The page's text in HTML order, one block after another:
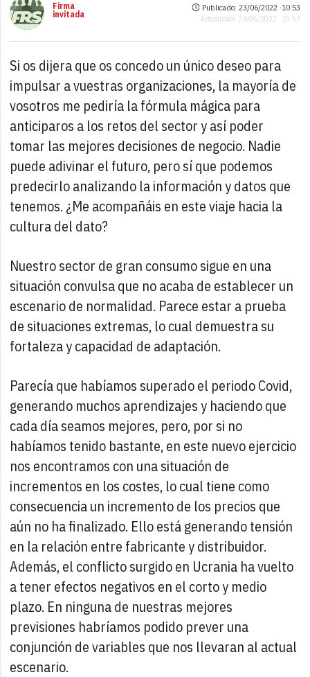
Firma
invitada
Publicado: 23/06/2022 ·10:53
Actualizado: 23/06/2022 · 10:53
Si os dijera que os concedo un único deseo para
impulsar a vuestras organizaciones, la mayoría de
vosotros me pediría la fórmula mágica para
anticiparos a los retos del sector y así poder
tomar las mejores decisiones de negocio. Nadie
puede adivinar el futuro, pero sí que podemos
predecirlo analizando la información y datos que
tenemos. ¿Me acompañáis en este viaje hacia la
cultura del dato?
Nuestro sector de gran consumo sigue en una
situación convulsa que no acaba de establecer un
escenario de normalidad. Parece estar a prueba
de situaciones extremas, lo cual demuestra su
fortaleza y capacidad de adaptación.
Parecía que habíamos superado el periodo Covid,
generando muchos aprendizajes y haciendo que
cada día seamos mejores, pero, por si no
habíamos tenido bastante, en este nuevo ejercicio
nos encontramos con una situación de
incrementos en los costes, lo cual tiene como
consecuencia un incremento de los precios que
aún no ha finalizado. Ello está generando tensión
en la relación entre fabricante y distribuidor.
Además, el conflicto surgido en Ucrania ha vuelto
a tener efectos negativos en el corto y medio
plazo. En ninguna de nuestras mejores
previsiones habríamos podido prever una
conjunción de variables que nos llevaran al actual
escenario.